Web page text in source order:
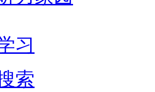
习
索